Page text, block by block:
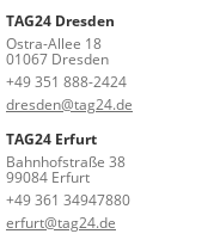
TAG24 Dresden
Ostra-Allee 18
01067 Dresden
+49 351 888-2424
dresden@tag24.de
TAG24 Erfurt
Bahnhofstraße 38
99084 Erfurt
+49 361 34947880
erfurt@tag24.de